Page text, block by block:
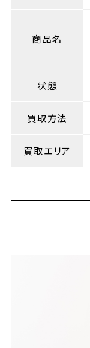
商品名
状態
買取方法
買取エリア